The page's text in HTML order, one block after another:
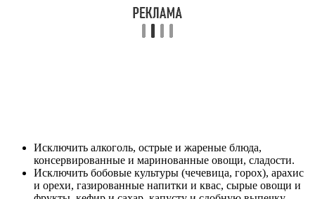
Исключить алкоголь, острые и жареные блюда,
консервированные и маринованные овощи, сладости.
Исключить бобовые культуры (чечевица, горох), арахис
и орехи, газированные напитки и квас, сырые овощи и